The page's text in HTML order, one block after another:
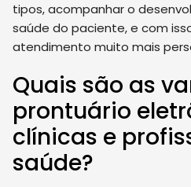
tipos, acompanhar o
saúde do paciente, e com
atendimento muito mais
Quais são as
prontuário
clínicas e
saúde?